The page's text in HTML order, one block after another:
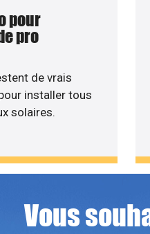
pour
pro
de vrais
installer tous
solaires.
Vous